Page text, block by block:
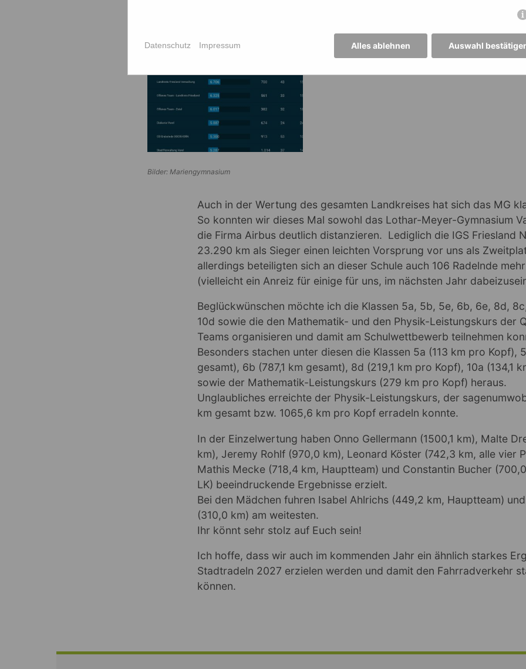
Bilder: Mariengymnasium
Auch in der Wertung des gesamten Landkreises hat sich das MG
So konnten wir dieses Mal sowohl das Lothar-Meyer-Gymnasium
die Firma Airbus deutlich distanzieren. Lediglich die IGS Friesland
23.290 km als Sieger einen leichten Vorsprung vor uns als
allerdings beteiligten sich an dieser Schule auch 106 Radelnde
(vielleicht ein Anreiz für einige für uns, im nächsten Jahr
Beglückwünschen möchte ich die Klassen 5a, 5b, 5e, 6b, 6e, 8d,
10d sowie die den Mathematik- und den Physik-Leistungskurs der
Teams organisieren und damit am Schulwettbewerb teilnehmen
Besonders stachen unter diesen die Klassen 5a (113 km pro Kopf),
gesamt), 6b (787,1 km gesamt), 8d (219,1 km pro Kopf), 10a (134,1
sowie der Mathematik-Leistungskurs (279 km pro Kopf) heraus.
Unglaubliches erreichte der Physik-Leistungskurs, der
km gesamt bzw. 1065,6 km pro Kopf erradeln konnte.
In der Einzelwertung haben Onno Gellermann (1500,1 km), Malte
km), Jeremy Rohlf (970,0 km), Leonard Köster (742,3 km, alle vier
Mathis Mecke (718,4 km, Hauptteam) und Constantin Bucher
LK) beeindruckende Ergebnisse erzielt.
Bei den Mädchen fuhren Isabel Ahlrichs (449,2 km, Hauptteam)
(310,0 km) am weitesten.
Ihr könnt sehr stolz auf Euch sein!
Ich hoffe, dass wir auch im kommenden Jahr ein ähnlich starkes
Stadtradeln 2027 erzielen werden und damit den Fahrradverkehr
können.
Alles ablehnen Auswahl
Datenschutz Impressum